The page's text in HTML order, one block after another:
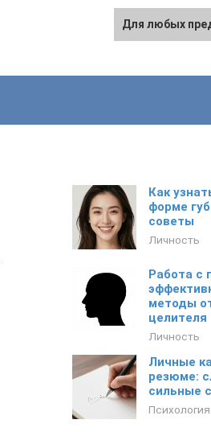
Как
форме
советы
Личность
Работа с
методы
целителя
Личность
Личные
резюме:
сильные
Психология
Для любых